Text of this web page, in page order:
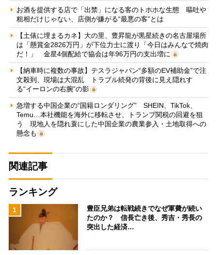
お酒を提供する店で「出禁」になる客のトホホな生態 嘔吐や
粗相だけじゃない、店側が嫌がる“最悪の客”とは
【土俵に埋まるカネ】大の里、豊昇龍が黒星続きの名古屋場所
は「懸賞金2826万円」が下位力士に渡り「今日はみんなで焼肉
だ！」 金星4個配給で協会は年96万円の支出増に
【納車時に複数の事故】テスラジャパン“多額のEV補助金”で注
文殺到、現場は大混乱 トラブル続発の背後に見え隠れす
る“イーロンの右腕”の影
急増する中国企業の“国籍ロンダリング” SHEIN、TikTok、
Temu…本社機能を海外に移転させ、トランプ関税の回避を狙
う 現地人を隠れ蓑にした中国企業の農業参入・土地取得への
懸念も
関連記事
ランキング
1
豊臣兄弟は転戦続きでなぜ軍費が続い
たのか？ 信長亡き後、秀吉・秀長の
突出した経済…